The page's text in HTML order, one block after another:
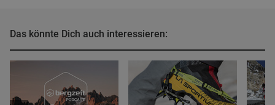
Das könnte Dich auch interessieren: